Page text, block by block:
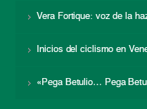
Vera Fortique: voz de la
Inicios del ciclismo en
«Pega Betulio… Pega